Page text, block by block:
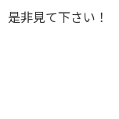
是非見て下さい！